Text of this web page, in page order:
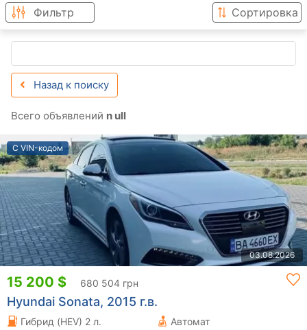
Фильтр Сортировка
Назад к поиску
Всего объявлений n ull
С VIN-кодом
03.08.2026
15 200 $ 680 504 грн
Hyundai Sonata, 2015 г.в.
Гибрид (HEV) 2 л.
Автомат